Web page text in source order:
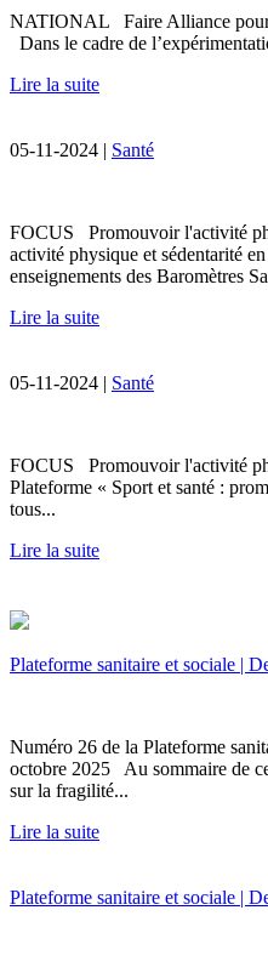
NATIONAL Faire Alliance pour
Dans le cadre de
Lire la suite
05-11-2024 | Santé
FOCUS Promouvoir l'activité
activité physique et sédentarité
enseignements des Baromètres
Lire la suite
05-11-2024 | Santé
FOCUS Promouvoir l'activité
Plateforme « Sport et santé :
tous...
Lire la suite
Plateforme sanitaire et sociale |
Numéro 26 de la Plateforme
octobre 2025 Au sommaire de
sur la fragilité...
Lire la suite
Plateforme sanitaire et sociale |